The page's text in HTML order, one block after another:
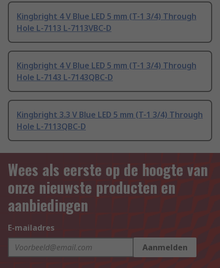
Kingbright 4 V Blue LED 5 mm (T-1 3/4) Through
Hole L-7113 L-7113VBC-D
Kingbright 4 V Blue LED 5 mm (T-1 3/4) Through
Hole L-7143 L-7143QBC-D
Kingbright 3.3 V Blue LED 5 mm (T-1 3/4) Through
Hole L-7113QBC-D
Wees als eerste op de hoogte van
onze nieuwste producten en
aanbiedingen
E-mailadres
Aanmelden